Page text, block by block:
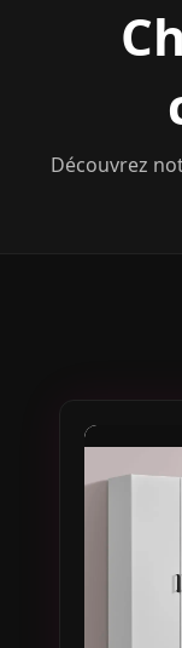
Découvrez